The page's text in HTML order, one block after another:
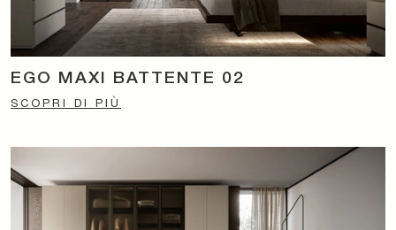
EGO MAXI BATTENTE 02
SCOPRI DI PIÙ